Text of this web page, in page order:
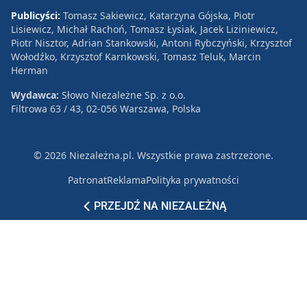
PRZEJDŹ NA NIEZALEŻNĄ
Publicyści: Tomasz Sakiewicz, Katarzyna Gójska, Piotr
Lisiewicz, Michał Rachoń, Tomasz Łysiak, Jacek Liziniewicz,
Piotr Nisztor, Adrian Stankowski, Antoni Rybczyński, Krzysztof
Wołodźko, Krzysztof Karnkowski, Tomasz Teluk, Marcin
Herman
Wydawca: Słowo Niezależne Sp. z o.o.
Filtrowa 63 / 43, 02-056 Warszawa, Polska
© 2026 Niezależna.pl. Wszystkie prawa zastrzeżone.
PatronatReklamaPolityka prywatności